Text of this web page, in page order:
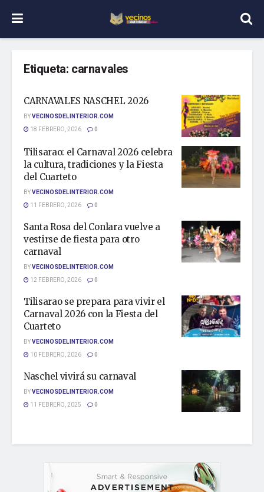
Etiqueta: carnavales
CARNAVALES NASCHEL 2026
BYVECINOSDELINTERIOR.COM
18 FEBRERO, 2026
0
Tilisarao: el Carnaval 2026 celebra
la cultura, tradiciones y la Fiesta
del Cuarteto
BYVECINOSDELINTERIOR.COM
11 FEBRERO, 2026
0
Santa Rosa del Conlara vuelve a
vestirse de fiesta para otro
carnaval
BYVECINOSDELINTERIOR.COM
12 FEBRERO, 2026
0
Tilisarao se prepara para vivir el
Carnaval 2026 con la Fiesta del
Cuarteto
BYVECINOSDELINTERIOR.COM
10 FEBRERO, 2026
0
Naschel vivirá su carnaval
BYVECINOSDELINTERIOR.COM
11 FEBRERO, 2025
0